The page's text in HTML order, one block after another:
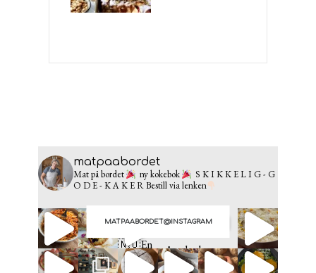
MATPAABORDET@INSTAGRAM
matpaabordet
Mat på bordet ny kokebok
S K I K K E L I G - G
O D E - K A K E RBestill via lenken